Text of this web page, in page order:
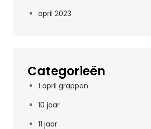
april 2023
Categorieën
1 april grappen
10 jaar
11 jaar